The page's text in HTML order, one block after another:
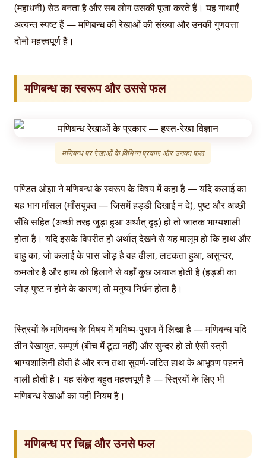
(महाधनी) सेठ बनता है और सब लोग उसकी पूजा करते हैं। यह गाथाएँ
अत्यन्त स्पष्ट हैं — मणिबन्ध की रेखाओं की संख्या और उनकी गुणवत्ता
दोनों महत्त्वपूर्ण हैं।
मणिबन्ध का स्वरूप और उससे फल
मणिबन्ध पर रेखाओं के विभिन्न प्रकार और उनका फल
पण्डित ओझा ने मणिबन्ध के स्वरूप के विषय में कहा है — यदि कलाई का
यह भाग माँसल (माँसयुक्त — जिसमें हड्डी दिखाई न दे), पुष्ट और अच्छी
सँधि सहित (अच्छी तरह जुड़ा हुआ अर्थात् दृढ़) हो तो जातक भाग्यशाली
होता है। यदि इसके विपरीत हो अर्थात् देखने से यह मालूम हो कि हाथ और
बाहु का, जो कलाई के पास जोड़ है वह ढीला, लटकता हुआ, असुन्दर,
कमजोर है और हाथ को हिलाने से वहाँ कुछ आवाज होती है (हड्डी का
जोड़ पुष्ट न होने के कारण) तो मनुष्य निर्धन होता है।
स्त्रियों के मणिबन्ध के विषय में भविष्य-पुराण में लिखा है — मणिबन्ध यदि
तीन रेखायुत, सम्पूर्ण (बीच में टूटा नहीं) और सुन्दर हो तो ऐसी स्त्री
भाग्यशालिनी होती है और रत्न तथा सुवर्ण-जटित हाथ के आभूषण पहनने
वाली होती है। यह संकेत बहुत महत्त्वपूर्ण है — स्त्रियों के लिए भी
मणिबन्ध रेखाओं का यही नियम है।
मणिबन्ध पर चिह्न और उनसे फल